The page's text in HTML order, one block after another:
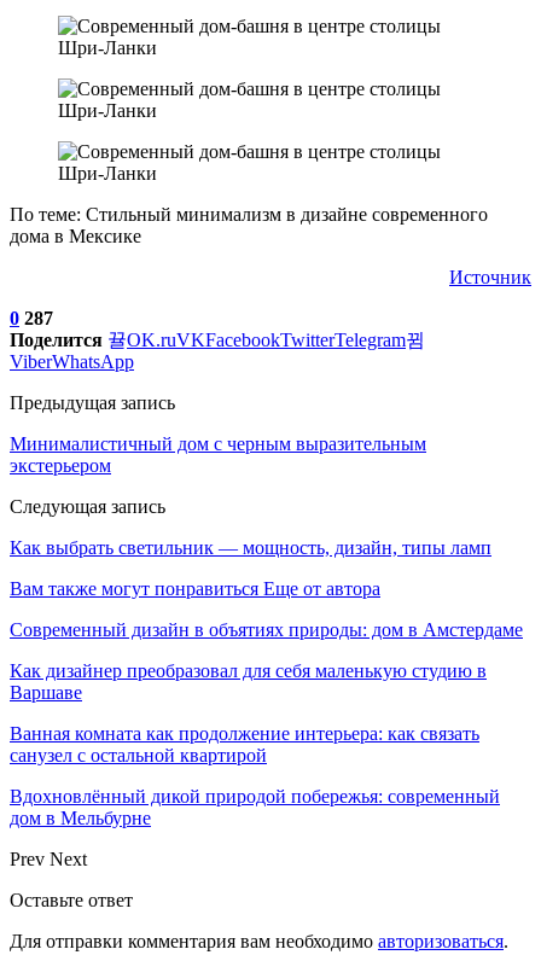
По теме: Стильный минимализм в дизайне современного
дома в Мексике
Источник
0 287
Поделится
OK.ruVKFacebookTwitterTelegram
ViberWhatsApp
Предыдущая запись
Минималистичный дом с черным выразительным
экстерьером
Следующая запись
Как выбрать светильник — мощность, дизайн, типы ламп
Вам также могут понравиться Еще от автора
Современный дизайн в объятиях природы: дом в Амстердаме
Как дизайнер преобразовал для себя маленькую студию в
Варшаве
Ванная комната как продолжение интерьера: как связать
санузел с остальной квартирой
Вдохновлённый дикой природой побережья: современный
дом в Мельбурне
Prev Next
Оставьте ответ
Для отправки комментария вам необходимо авторизоваться.